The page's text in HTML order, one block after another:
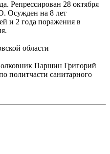
Репрессирован 28 октября
Осужден на 8 лет
и 2 года поражения в
области
Паршин Григорий
политчасти санитарного